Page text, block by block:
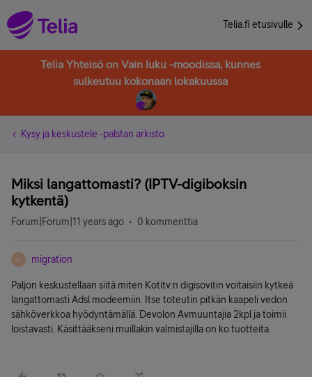
Telia.fi etusivulle
Telia Yhteisö on Vain luku -moodissa, kunnes
sulkeutuu kokonaan lokakuussa
Kysy ja keskustele -palstan arkisto
Miksi langattomasti? (IPTV-digiboksin
kytkentä)
Forum|Forum|11 years ago 0 kommenttia
M migration
Paljon keskustellaan siitä miten Kotitv:n digisovitin voitaisiin kytkeä
langattomasti Adsl modeemiin. Itse toteutin pitkän kaapeli vedon
sähköverkkoa hyödyntämällä. Devolon Avmuuntajia 2kpl ja toimii
loistavasti. Käsittääkseni muillakin valmistajilla on ko tuotteita.